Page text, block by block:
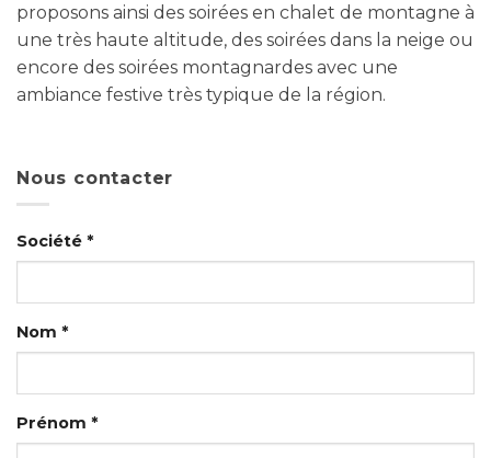
proposons ainsi des soirées en chalet de montagne à
une très haute altitude, des soirées dans la neige ou
encore des soirées montagnardes avec une
ambiance festive très typique de la région.
Nous contacter
Société *
Nom *
Prénom *